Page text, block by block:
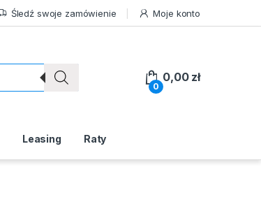
Śledź swoje zamówienie Moje konto
0
0,00 zł
Leasing Raty